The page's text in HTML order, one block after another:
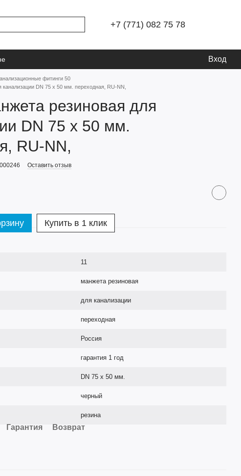
+7 (771) 082 75 78
Вход
фитинги 50
DN 75 х 50 мм. переходная, RU-NN,
резиновая для
DN 75 х 50 мм.
RU-NN,
Оставить отзыв
Купить в 1 клик
11
манжета резиновая
для канализации
переходная
Россия
гарантия 1 год
DN 75 х 50 мм.
черный
резина
Гарантия Возврат